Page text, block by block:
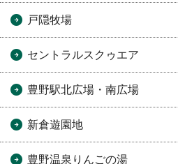
戸隠牧場
セントラルスクゥエア
豊野駅北広場・南広場
新倉遊園地
豊野温泉りんごの湯